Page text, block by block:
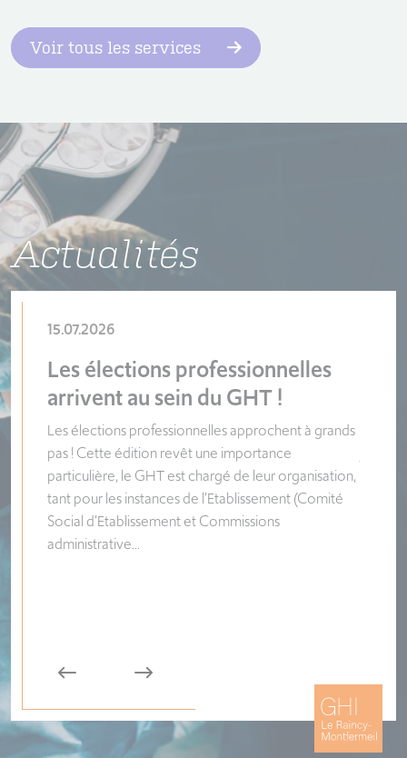
Voir tous les services
Actualités
15.07.2026
Les élections professionnelles
arrivent au sein du GHT !
Les élections professionnelles approchent à grands
pas ! Cette édition revêt une importance
particulière, le GHT est chargé de leur organisation,
tant pour les instances de l’Etablissement (Comité
Social d’Etablissement et Commissions
administrative...